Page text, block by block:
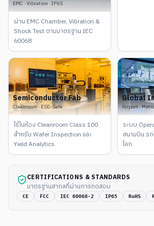
EMC · Vibration · IP65
ผ่าน EMC Chamber, Vibration &
Shock Test ตามมาตรฐาน IEC
60068
Semiconductor Fab
Cleanroom · ESD-Safe
ใช้ในห้อง Cleanroom Class 100
สำหรับ Wafer Inspection และ
Yield Analytics
Global
Airport ·
ระบบ
สนามบิน ร
โลก
CERTIFICATIONS & STANDARDS
มาตรฐานสากลที่ผ่านการทดสอบ
CE FCC IEC 60068-2 IP65 RoHS